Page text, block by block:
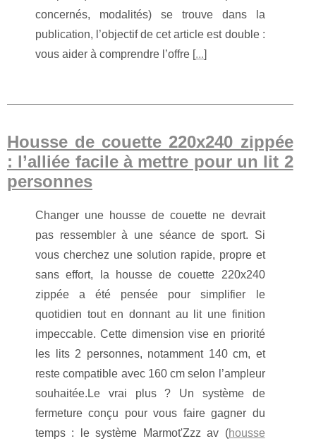
concernés, modalités) se trouve dans la
publication, l’objectif de cet article est double :
vous aider à comprendre l’offre [...]
Housse de couette 220x240 zippée
: l’alliée facile à mettre pour un lit 2
personnes
Changer une housse de couette ne devrait
pas ressembler à une séance de sport. Si
vous cherchez une solution rapide, propre et
sans effort, la housse de couette 220x240
zippée a été pensée pour simplifier le
quotidien tout en donnant au lit une finition
impeccable. Cette dimension vise en priorité
les lits 2 personnes, notamment 140 cm, et
reste compatible avec 160 cm selon l’ampleur
souhaitée.Le vrai plus ? Un système de
fermeture conçu pour vous faire gagner du
temps : le système Marmot'Zzz av (housse